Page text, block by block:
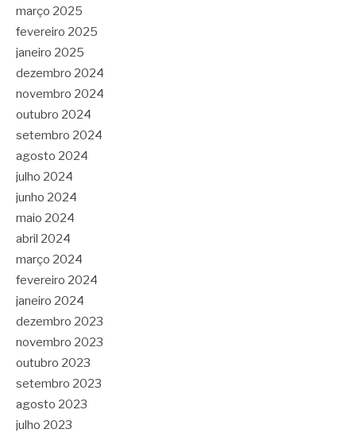
março 2025
fevereiro 2025
janeiro 2025
dezembro 2024
novembro 2024
outubro 2024
setembro 2024
agosto 2024
julho 2024
junho 2024
maio 2024
abril 2024
março 2024
fevereiro 2024
janeiro 2024
dezembro 2023
novembro 2023
outubro 2023
setembro 2023
agosto 2023
julho 2023